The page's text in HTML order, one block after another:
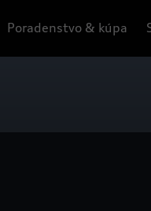
Poradenstvo & kúpa